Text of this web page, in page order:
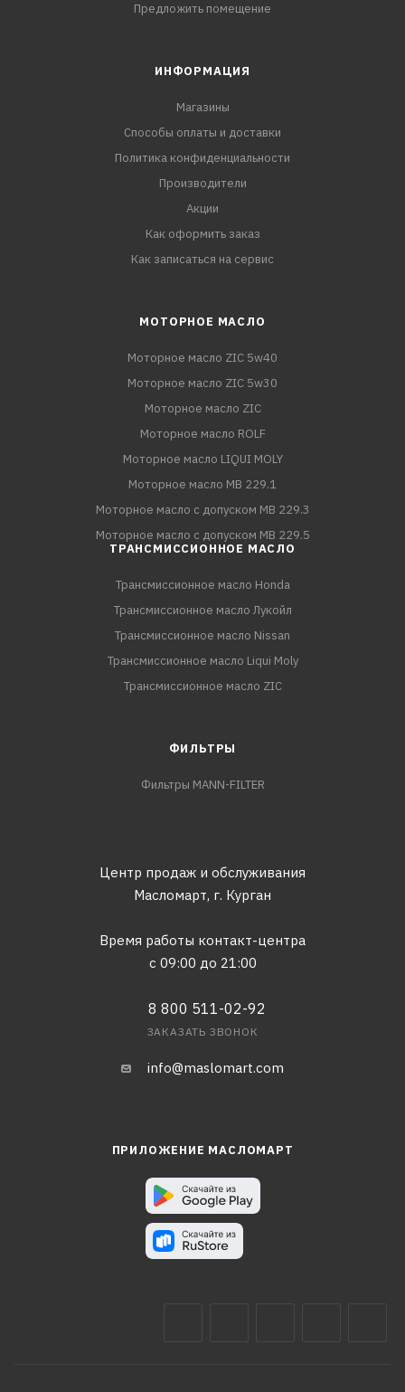
Предложить помещение
ИНФОРМАЦИЯ
Магазины
Способы оплаты и доставки
Политика конфиденциальности
Производители
Акции
Как оформить заказ
Как записаться на сервис
МОТОРНОЕ МАСЛО
Моторное масло ZIC 5w40
Моторное масло ZIC 5w30
Моторное масло ZIC
Моторное масло ROLF
Моторное масло LIQUI MOLY
Моторное масло MB 229.1
Моторное масло с допуском MB 229.3
Моторное масло с допуском MB 229.5
ТРАНСМИССИОННОЕ МАСЛО
Трансмиссионное масло Honda
Трансмиссионное масло Лукойл
Трансмиссионное масло Nissan
Трансмиссионное масло Liqui Moly
Трансмиссионное масло ZIC
ФИЛЬТРЫ
Фильтры MANN-FILTER
Центр продаж и обслуживания
Масломарт, г. Курган
Время работы контакт-центра
с 09:00 до 21:00
8 800 511-02-92
ЗАКАЗАТЬ ЗВОНОК
info@maslomart.com
ПРИЛОЖЕНИЕ МАСЛОМАРТ